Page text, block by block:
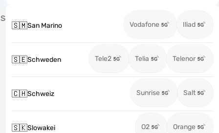
S
🇸🇲San Marino Vodafone Iliad
🇸🇪Schweden Tele2 Telia Telenor
🇨🇭Schweiz Sunrise Salt
🇸🇰Slowakei O2 Orange